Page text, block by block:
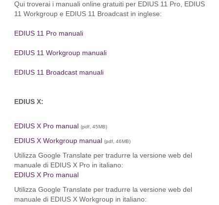
Qui troverai i manuali online gratuiti per EDIUS 11 Pro, EDIUS
11 Workgroup e EDIUS 11 Broadcast in inglese:
EDIUS 11 Pro manuali
EDIUS 11 Workgroup manuali
EDIUS 11 Broadcast manuali
EDIUS X:
EDIUS X Pro manual (pdf, 45MB)
EDIUS X Workgroup manual (pdf, 46MB)
Utilizza Google Translate per tradurre la versione web del
manuale di EDIUS X Pro in italiano:
EDIUS X Pro manual
Utilizza Google Translate per tradurre la versione web del
manuale di EDIUS X Workgroup in italiano: